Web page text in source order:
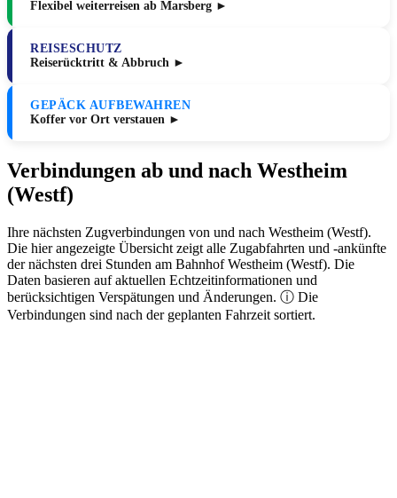
Flexibel weiterreisen ab Marsberg ►
REISESCHUTZ
Reiserücktritt & Abbruch ►
GEPÄCK AUFBEWAHREN
Koffer vor Ort verstauen ►
Verbindungen ab und nach Westheim
(Westf)
Ihre nächsten Zugverbindungen von und nach Westheim (Westf).
Die hier angezeigte Übersicht zeigt alle Zugabfahrten und -ankünfte
der nächsten drei Stunden am Bahnhof Westheim (Westf). Die
Daten basieren auf aktuellen Echtzeitinformationen und
berücksichtigen Verspätungen und Änderungen. ⓘ Die
Verbindungen sind nach der geplanten Fahrzeit sortiert.